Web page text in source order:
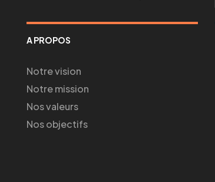
A PROPOS
Notre vision
Notre mission
Nos valeurs
Nos objectifs